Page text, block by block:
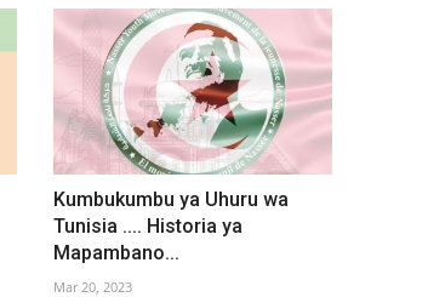
Kumbukumbu ya Uhuru wa
Tunisia .... Historia ya
Mapambano...
Mar 20, 2023